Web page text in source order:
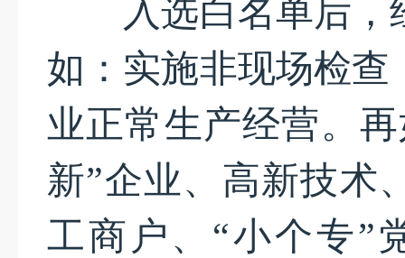
入选白名单后，
如：实施非现场检
业正常生产经营。
新”企业、高新技术
工商户、“小个专”